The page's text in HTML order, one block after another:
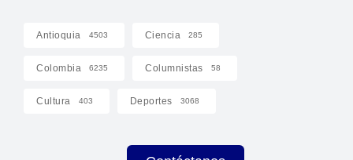
Antioquia 4503 Ciencia 285
Colombia 6235 Columnistas 58
Cultura 403 Deportes 3068